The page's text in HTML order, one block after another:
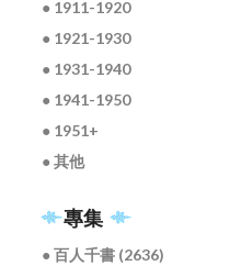
● 1911-1920
● 1921-1930
● 1931-1940
● 1941-1950
● 1951+
● 其他
專集
● 百人千書 (2636)